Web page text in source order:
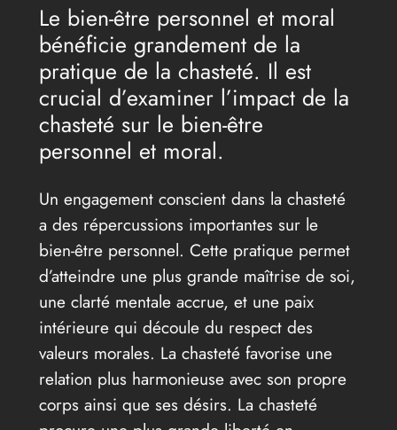
Le bien-être personnel et moral
bénéficie grandement de la
pratique de la chasteté. Il est
crucial d’examiner l’impact de la
chasteté sur le bien-être
personnel et moral.
Un engagement conscient dans la chasteté
a des répercussions importantes sur le
bien-être personnel. Cette pratique permet
d’atteindre une plus grande maîtrise de soi,
une clarté mentale accrue, et une paix
intérieure qui découle du respect des
valeurs morales. La chasteté favorise une
relation plus harmonieuse avec son propre
corps ainsi que ses désirs. La chasteté